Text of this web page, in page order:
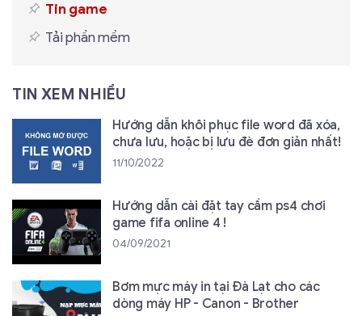
Tin game
Tải phần mềm
TIN XEM NHIỀU
Hướng dẫn khôi phục file word đã xóa,
chưa lưu, hoặc bị lưu đè đơn giản nhất!
11/10/2022
Hướng dẫn cài đặt tay cầm ps4 chơi
game fifa online 4 !
04/09/2021
Bơm mực máy in tại Đà Lạt cho các
dòng máy HP - Canon - Brother